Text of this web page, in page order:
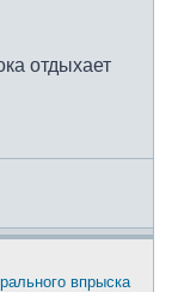
отдыхает
впрыска